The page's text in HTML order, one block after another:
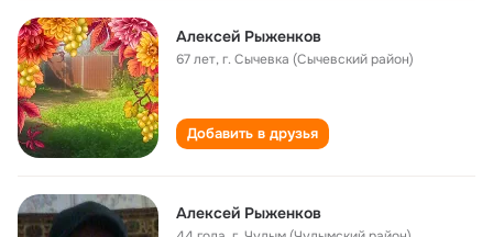
Алексей Рыженков
67 лет,г. Сычевка (Сычевский район)
Добавить в друзья
Алексей Рыженков